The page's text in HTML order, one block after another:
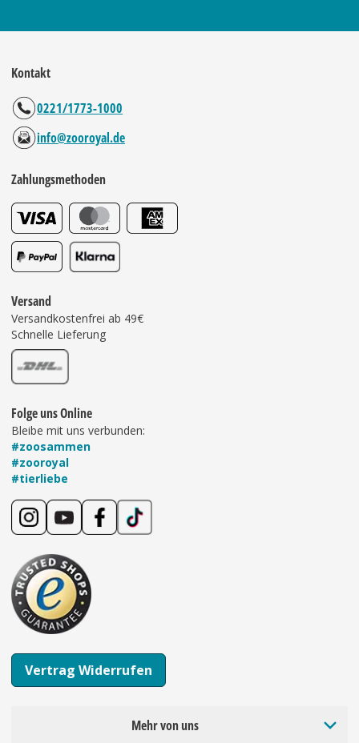
Kontakt
0221/1773-1000
info@zooroyal.de
Zahlungsmethoden
Versand
Versandkostenfrei ab 49€
Schnelle Lieferung
Folge uns Online
Bleibe mit uns verbunden:
#zoosammen
#zooroyal
#tierliebe
Vertrag Widerrufen
Mehr von uns